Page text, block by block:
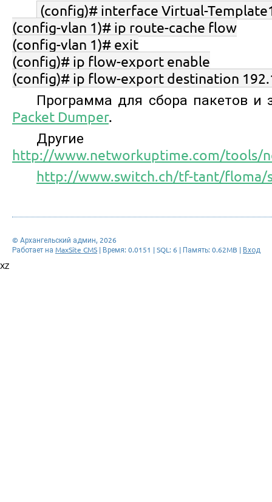
(config)# interface Virtual-
(config-vlan 1)# ip route-cache flow
(config-vlan 1)# exit
(config)# ip flow-export enable
(config)# ip flow-export destination
Программа для сбора пакетов
Packet Dumper.
Другие
http://www.networkuptime.com/tools/
http://www.switch.ch/tf-tant/floma/
© Архангельский админ, 2026
Работает на MaxSite CMS | Время: 0.0151 | SQL: 6 | Память: 0.62MB | Вход
XZ